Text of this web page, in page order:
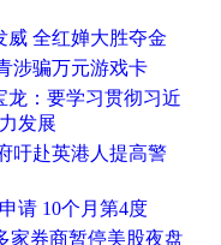
威 全红婵大胜夺金
涉骗万元游戏卡
龙：要学习贯彻习近
发展
吁赴英港人提高警
请 10个月第4度
家券商暂停美股夜盘